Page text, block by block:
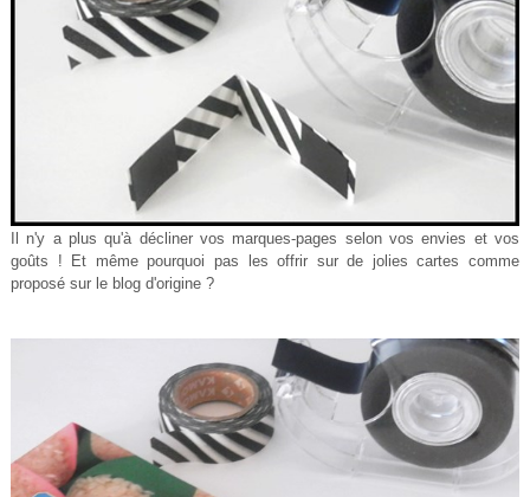
Il n'y a plus qu'à décliner vos marques-pages selon vos envies et vos
goûts ! Et même pourquoi pas les offrir sur de jolies cartes comme
proposé sur le blog d'origine ?